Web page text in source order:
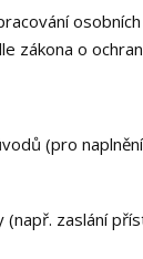
zákona o
(pro
zaslání